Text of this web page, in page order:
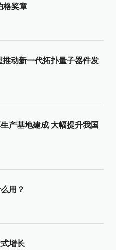
格奖章
动新一代拓扑量子器件发
产基地建成 大幅提升我国
用？
增长